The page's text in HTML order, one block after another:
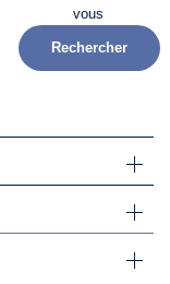
vous
Rechercher